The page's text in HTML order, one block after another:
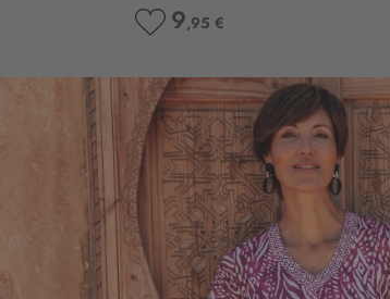
MA
LISTE
D’ENVIE
9,95 €